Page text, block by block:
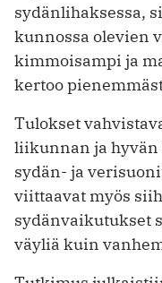
sydänlihaksessa,
kunnossa olevien
kimmoisampi ja
kertoo
Tulokset
liikunnan ja
sydän- ja
viittaavat myös
sydänvaikutukset
väyliä kuin